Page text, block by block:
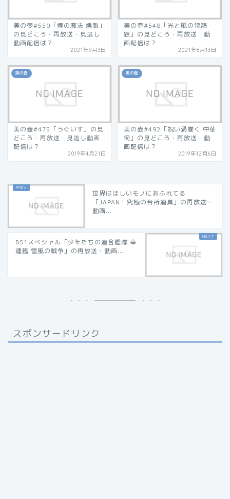
美の壺#550「煙の魔法 燻製」
の見どころ・再放送・見逃し
動画配信は？
2021年9月3日
美の壺#548「光と風の物語
窓」の見どころ・再放送・動
画配信は？
2021年8月13日
美の壺
美の壺#475「うぐいす」の見
どころ・再放送・見逃し動画
配信は？
2019年4月21日
美の壺
美の壺#492「祝い渦巻く 中華
街」の見どころ・再放送・動
画配信は？
2019年12月6日
世界はほしいモノにあふれてる
「JAPAN！究極の台所道具」の再放送・
動画...
BS1スペシャル「少年たちの連合艦隊 幸
運艦 雪風の戦争」の再放送・動画...
スポンサードリンク